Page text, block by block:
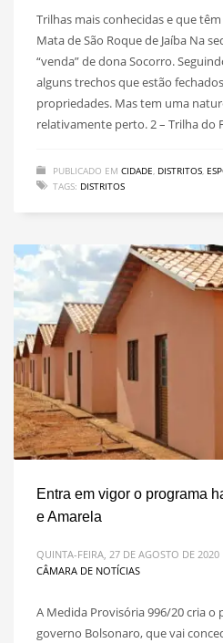
Trilhas mais conhecidas e que
Mata de São Roque de Jaíba Na
“venda” de dona Socorro.
alguns trechos que estão
propriedades. Mas tem uma
relativamente perto. 2 – Trilha do
PUBLICADO EM CIDADE, DISTRITOS,
TAGS: DISTRITOS
Entra em vigor o programa
e Amarela
QUINTA-FEIRA, 27 DE AGOSTO DE 2020
CÂMARA DE NOTÍCIAS
A Medida Provisória 996/20 cria
governo Bolsonaro, que vai